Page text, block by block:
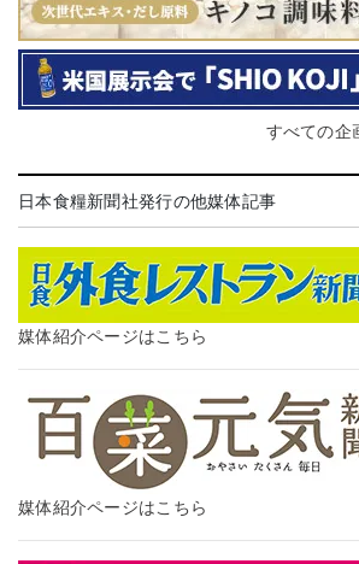
すべての企
日本食糧新聞社発行の他媒体記事
媒体紹介ページはこちら
媒体紹介ページはこちら